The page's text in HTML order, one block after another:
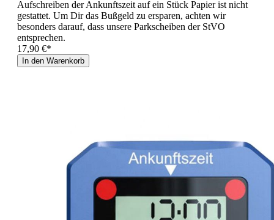
Aufschreiben der Ankunftszeit auf ein Stück Papier ist nicht
gestattet. Um Dir das Bußgeld zu ersparen, achten wir
besonders darauf, dass unsere Parkscheiben der StVO
entsprechen.
17,90 €*
In den Warenkorb